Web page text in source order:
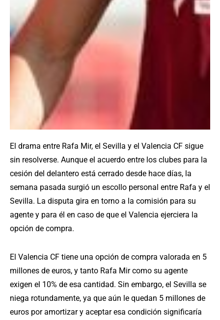
El drama entre Rafa Mir, el Sevilla y el Valencia CF sigue
sin resolverse. Aunque el acuerdo entre los clubes para la
cesión del delantero está cerrado desde hace días, la
semana pasada surgió un escollo personal entre Rafa y el
Sevilla. La disputa gira en torno a la comisión para su
agente y para él en caso de que el Valencia ejerciera la
opción de compra.
El Valencia CF tiene una opción de compra valorada en 5
millones de euros, y tanto Rafa Mir como su agente
exigen el 10% de esa cantidad. Sin embargo, el Sevilla se
niega rotundamente, ya que aún le quedan 5 millones de
euros por amortizar y aceptar esa condición significaría